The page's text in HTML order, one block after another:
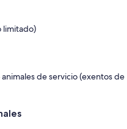
limitado)
de servicio (exentos de